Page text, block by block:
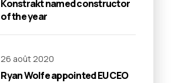
Konstrakt named constructor
of the year
26 août 2020
Ryan Wolfe appointed EU CEO